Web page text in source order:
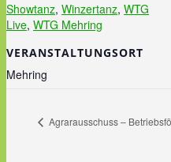
Showtanz, Winzertanz, WTG
Live, WTG Mehring
VERANSTALTUNGSORT
Mehring
Agrarausschuss –